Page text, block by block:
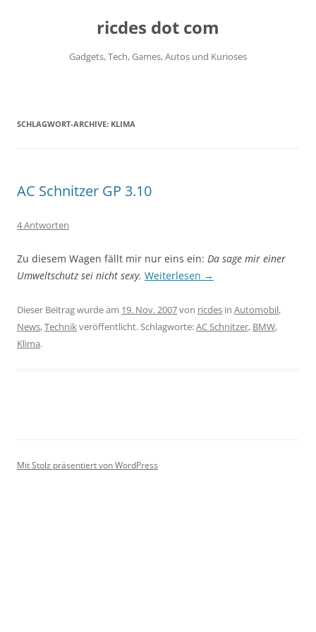
ricdes dot com
Gadgets, Tech, Games, Autos und Kurioses
SCHLAGWORT-ARCHIVE: KLIMA
AC Schnitzer GP 3.10
4 Antworten
Zu diesem Wagen fällt mir nur eins ein: Da sage mir einer
Umweltschutz sei nicht sexy. Weiterlesen →
Dieser Beitrag wurde am 19. Nov. 2007von ricdes in Automobil,
News,Technikveröffentlicht. Schlagworte:AC Schnitzer, BMW,
Klima.
Mit Stolz präsentiert von WordPress